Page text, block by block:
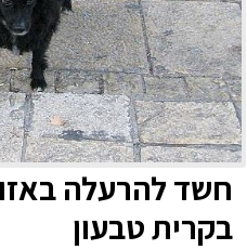
חשד להרעלה
בקרית טבעון